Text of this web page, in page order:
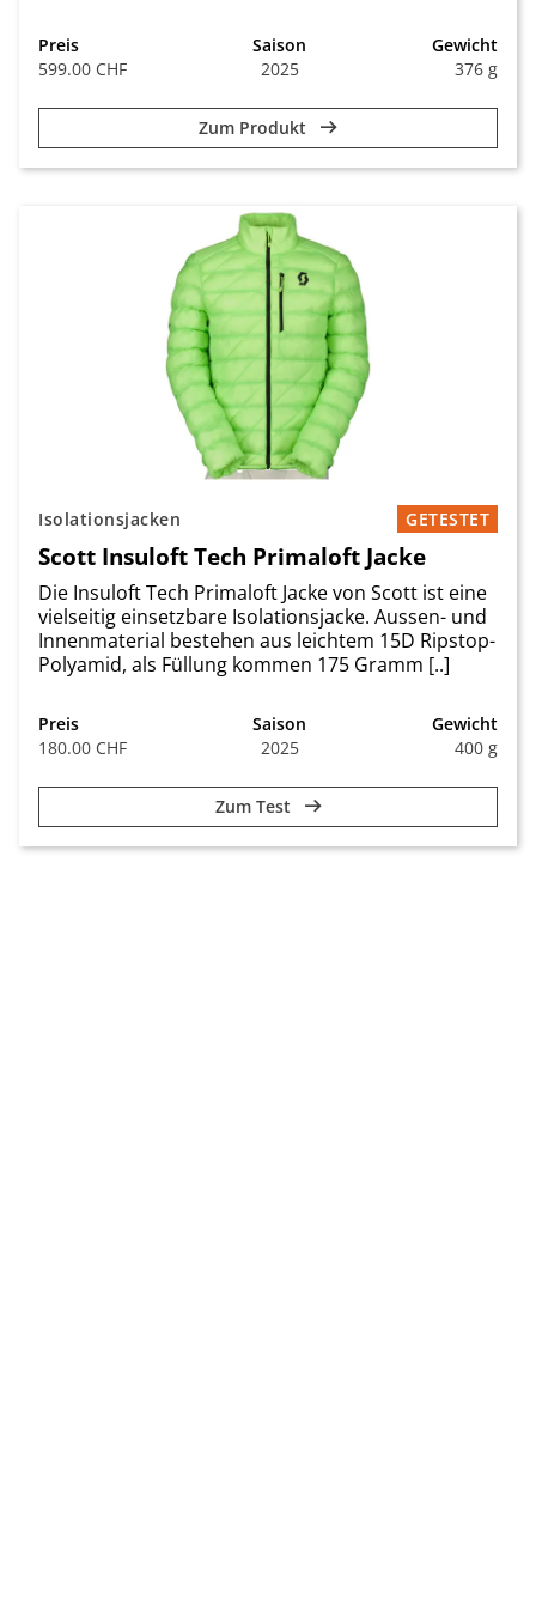
Preis
599.00 CHF
Saison
2025
Gewicht
376 g
Zum Produkt
Isolationsjacken GETESTET
Scott Insuloft Tech Primaloft Jacke
Die Insuloft Tech Primaloft Jacke von Scott ist eine
vielseitig einsetzbare Isolationsjacke. Aussen- und
Innenmaterial bestehen aus leichtem 15D Ripstop-
Polyamid, als Füllung kommen 175 Gramm [..]
Preis
180.00 CHF
Saison
2025
Gewicht
400 g
Zum Test